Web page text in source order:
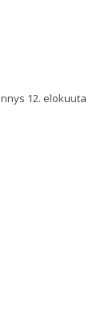
12. elokuuta